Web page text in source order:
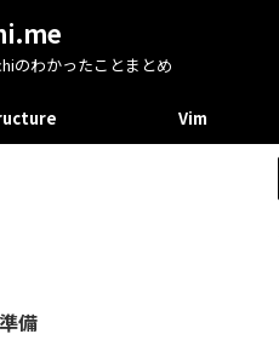
のわかったことまとめ
Vim
備